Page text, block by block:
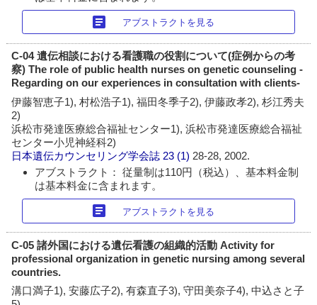
article アブストラクトを見る
C-04 遺伝相談における看護職の役割について(症例からの考
察) The role of public health nurses on genetic counseling -
Regarding on our experiences in consultation with clients-
伊藤智恵子1), 村松浩子1), 福田冬季子2), 伊藤政孝2), 杉江秀夫
2)
浜松市発達医療総合福祉センター1), 浜松市発達医療総合福祉
センター小児神経科2)
日本遺伝カウンセリング学会誌 23 (1) 28-28, 2002.
アブストラクト： 従量制は110円（税込）、基本料金制
は基本料金に含まれます。
article アブストラクトを見る
C-05 諸外国における遺伝看護の組織的活動 Activity for
professional organization in genetic nursing among several
countries.
溝口満子1), 安藤広子2), 有森直子3), 守田美奈子4), 中込さと子